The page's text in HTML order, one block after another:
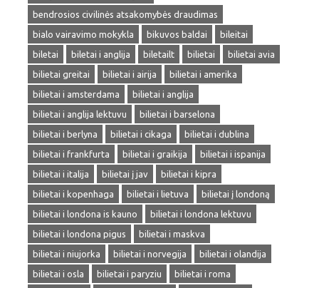
bendrosios civilinės atsakomybės draudimas
bialo vairavimo mokykla
bikuvos baldai
bileitai
biletai
biletai i anglija biletailt bilietai
bilietai avia
bilietai greitai
bilietai i airija
bilietai i amerika
bilietai i amsterdama
bilietai i anglija
bilietai i anglija lektuvu
bilietai i barselona
bilietai i berlyna
bilietai i cikaga
bilietai i dublina
bilietai i frankfurta
bilietai i graikija
bilietai i ispanija
bilietai i italija
bilietai į jav
bilietai i kipra
bilietai i kopenhaga
bilietai i lietuva
bilietai į londoną
bilietai i londona is kauno
bilietai i londona lektuvu
bilietai i londona pigus
bilietai i maskva
bilietai i niujorka
bilietai i norvegija
bilietai i olandija
bilietai i osla
bilietai i paryziu
bilietai i roma